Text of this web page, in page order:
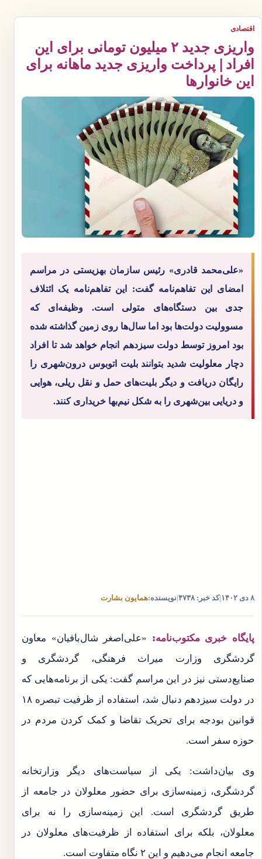
اقتصادی
واریزی جدید ۲ میلیون تومانی برای این
افراد | پرداخت واریزی جدید ماهانه برای
این خانوارها
«علی‌محمد قادری» رئیس سازمان بهزیستی در مراسم
امضای این تفاهم‌نامه گفت: این تفاهم‌نامه یک ائتلاف
جدی بین دستگاه‌های متولی است. وظیفه‌ای که
مسوولیت دولت‌ها بود اما سال‌ها روی زمین گذاشته شده
بود امروز توسط دولت سیزدهم انجام خواهد شد تا افراد
دچار معلولیت شدید بتوانند بلیت اتوبوس درون‌شهری را
رایگان دریافت و دیگر بلیت‌های حمل و نقل ریلی، هوایی
و دریایی بین‌شهری را به شکل نیم‌بها خریداری کنند.
۸ دی ۱۴۰۲ |کد خبر: ۴۷۳۸ نویسنده:همایون بشارت
پایگاه خبری مکتوب‌نامه: «علی‌اصغر شال‌بافیان» معاون
گردشگری وزارت میراث فرهنگی، گردشگری و
صنایع‌دستی نیز در این مراسم گفت: یکی از برنامه‌هایی که
در دولت سیزدهم دنبال شد، استفاده از ظرفیت تبصره ۱۸
قوانین بودجه برای تحریک تقاضا و کمک کردن مردم در
حوزه سفر است.
وی بیان‌داشت: یکی از سیاست‌های دیگر وزارتخانه
گردشگری، زمینه‌سازی برای حضور معلولان در جامعه از
طریق گردشگری است. این زمینه‌سازی را نه برای
معلولان، بلکه برای استفاده از ظرفیت‌های معلولان در
جامعه انجام می‌دهیم و این ۲ نگاه متفاوت است.